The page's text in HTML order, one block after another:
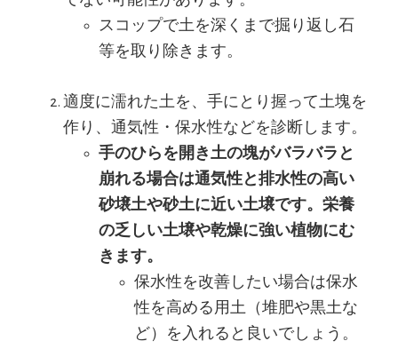
スコップで土を深くまで掘り返し石
等を取り除きます。
適度に濡れた土を、手にとり握って土塊を
作り、通気性・保水性などを診断します。
手のひらを開き土の塊がバラバラと
崩れる場合は通気性と排水性の高い
砂壌土や砂土に近い土壌です。栄養
の乏しい土壌や乾燥に強い植物にむ
きます。
保水性を改善したい場合は保水
性を高める用土（堆肥や黒土な
ど）を入れると良いでしょう。